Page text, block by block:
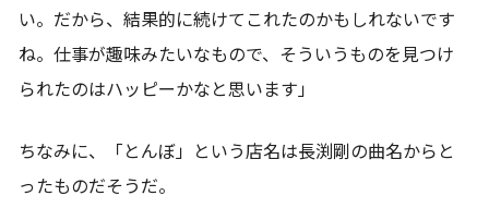
い。だから、結果的に続けてこれたのかもしれないです
ね。仕事が趣味みたいなもので、そういうものを見つけ
られたのはハッピーかなと思います」
ちなみに、「とんぼ」という店名は長渕剛の曲名からと
ったものだそうだ。